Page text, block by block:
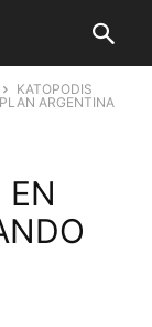
KATOPODIS
ARGENTINA
EN